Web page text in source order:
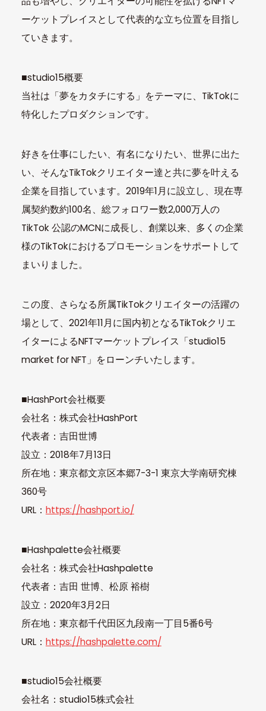
ーケットプレイスとして代表的な立ち位置を目指し
ていきます。
■studio15概要
当社は「夢をカタチにする」をテーマに、TikTokに
特化したプロダクションです。
好きを仕事にしたい、有名になりたい、世界に出た
い、そんなTikTokクリエイター達と共に夢を叶える
企業を目指しています。2019年1月に設立し、現在専
属契約数約100名、総フォロワー数2,000万人の
TikTok 公認のMCNに成長し、創業以来、多くの企業
様のTikTokにおけるプロモーションをサポートして
まいりました。
この度、さらなる所属TikTokクリエイターの活躍の
場として、2021年11月に国内初となるTikTokクリエ
イターによるNFTマーケットプレイス「studio15
market for NFT」をローンチいたします。
■HashPort会社概要
会社名：株式会社HashPort
代表者：吉田世博
設立：2018年7月13日
所在地：東京都文京区本郷7-3-1 東京大学南研究棟
360号
URL： https://hashport.io/
■Hashpalette会社概要
会社名：株式会社Hashpalette
代表者：吉田 世博、松原 裕樹
設立：2020年3月2日
所在地：東京都千代田区九段南一丁目5番6号
URL： https://hashpalette.com/
■studio15会社概要
会社名：studio15株式会社